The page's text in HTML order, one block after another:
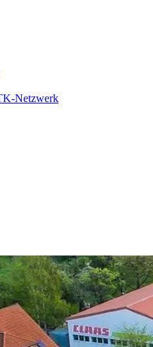
Netzwerk